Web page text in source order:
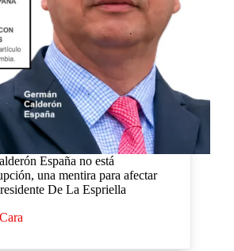
España no está
una mentira para afectar
De La Espriella